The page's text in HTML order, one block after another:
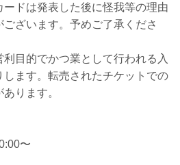
ードは発表した後に怪我等の理由
ざいます。予めご了承くださ
目的でかつ業として行われる入
ます。転売されたチケットでの
ります。
〜